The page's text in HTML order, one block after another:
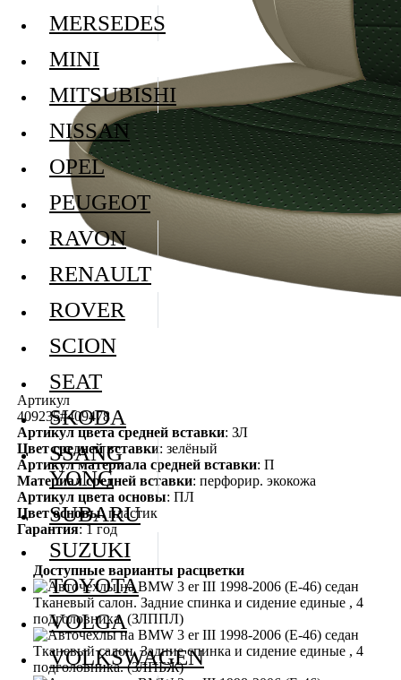
Артикул
409235#409478
Артикул цвета средней вставки: ЗЛ
Цвет средней вставки: зелёный
Артикул материала средней вставки: П
Материал средней вставки: перфорир. экокожа
Артикул цвета основы: ПЛ
Цвет основы: пластик
Гарантия: 1 год
Доступные варианты расцветки
MERSEDES
MINI
MITSUBISHI
NISSAN
OPEL
PEUGEOT
RAVON
RENAULT
ROVER
SCION
SEAT
SKODA
SSANG
YONG
SUBARU
SUZUKI
TOYOTA
VOLGA
VOLKSWAGEN